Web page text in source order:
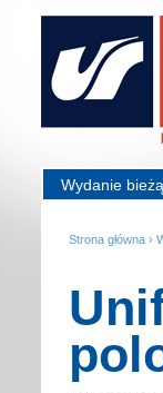
Wydanie
Strona główna ›